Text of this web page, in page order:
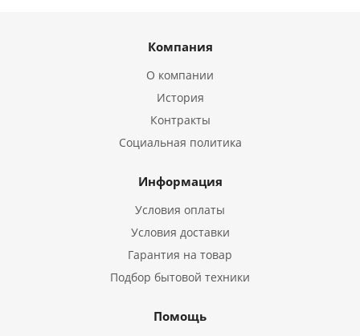
Компания
О компании
История
Контракты
Социальная политика
Информация
Условия оплаты
Условия доставки
Гарантия на товар
Подбор бытовой техники
Помощь